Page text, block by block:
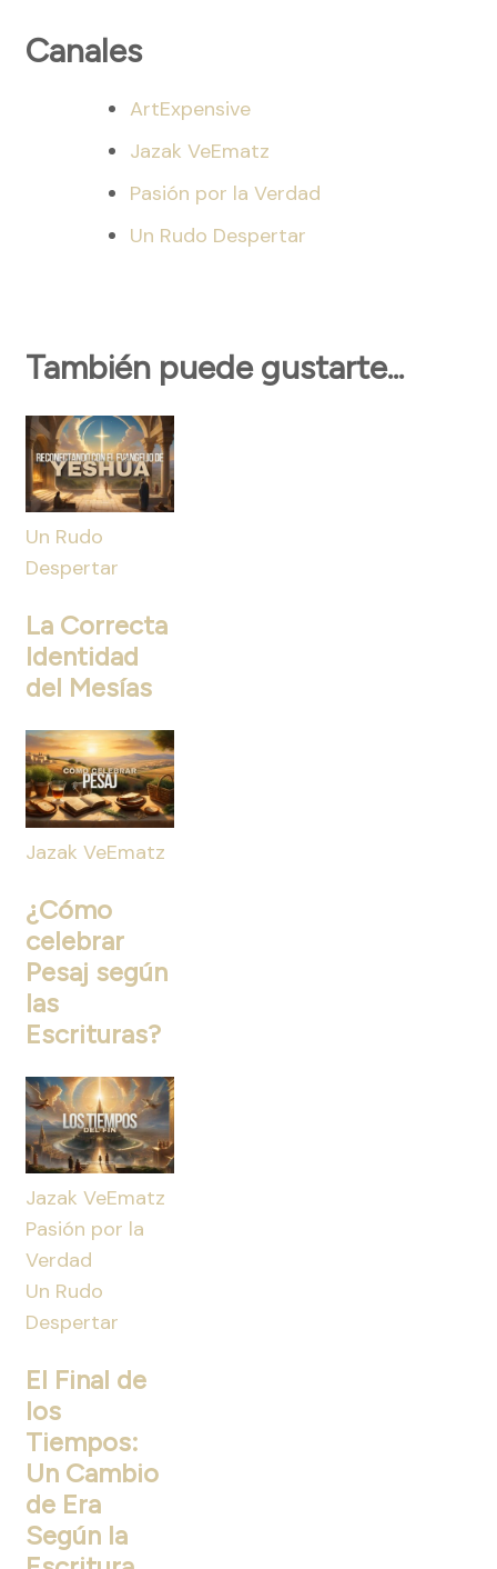
Canales
ArtExpensive
Jazak VeEmatz
Pasión por la Verdad
Un Rudo Despertar
También puede gustarte...
Un Rudo
Despertar
La Correcta
Identidad
del Mesías
Jazak VeEmatz
¿Cómo
celebrar
Pesaj según
las
Escrituras?
Jazak VeEmatz
Pasión por la
Verdad
Un Rudo
Despertar
El Final de
los
Tiempos:
Un Cambio
de Era
Según la